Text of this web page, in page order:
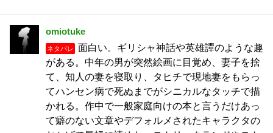
omiotuke
ネタバレ
面白い。ギリシャ神話や英雄譚のような趣
がある。中年の男が突然絵画に目覚め、妻子を捨
て、知人の妻を寝取り、タヒチで現地妻をもらっ
てハンセン病で死ぬまでがシニカルなタッチで描
かれる。作中で一般家庭向けの本と言うだけあっ
て癖のない文章やデフォルメされたキャラクタの